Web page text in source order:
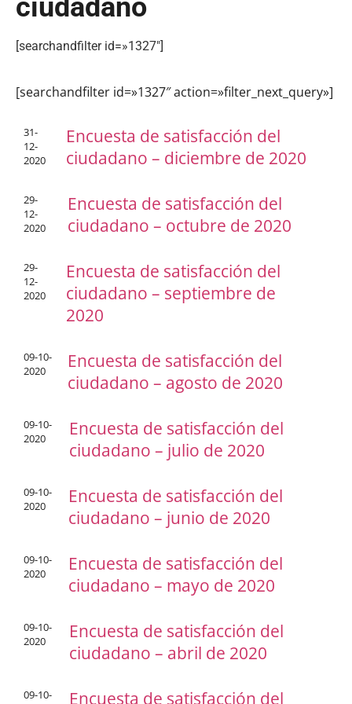
ciudadano
[searchandfilter id=»1327″]
[searchandfilter id=»1327″ action=»filter_next_query»]
31-
12-
2020
Encuesta de satisfacción del
ciudadano – diciembre de 2020
29-
12-
2020
Encuesta de satisfacción del
ciudadano – octubre de 2020
29-
12-
2020
Encuesta de satisfacción del
ciudadano – septiembre de
2020
09-10-
2020
Encuesta de satisfacción del
ciudadano – agosto de 2020
09-10-
2020
Encuesta de satisfacción del
ciudadano – julio de 2020
09-10-
2020
Encuesta de satisfacción del
ciudadano – junio de 2020
09-10-
2020
Encuesta de satisfacción del
ciudadano – mayo de 2020
09-10-
2020
Encuesta de satisfacción del
ciudadano – abril de 2020
09-10-
Encuesta de satisfacción del